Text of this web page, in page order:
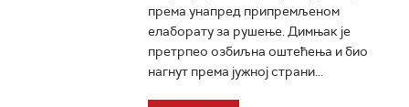
према унапред припремљеном
елаборату за рушење. Димњак је
претрпео озбиљна оштећења и био
нагнут према јужној страни...